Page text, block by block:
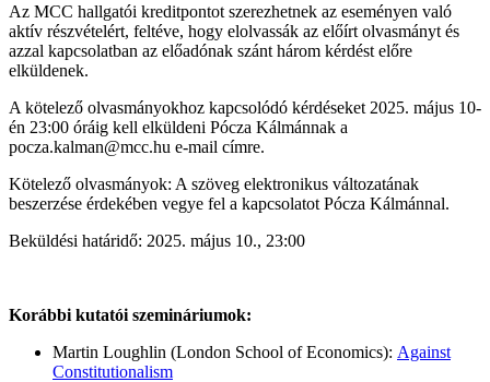
Az MCC hallgatói kreditpontot szerezhetnek az eseményen való
aktív részvételért, feltéve, hogy elolvassák az előírt olvasmányt és
azzal kapcsolatban az előadónak szánt három kérdést előre
elküldenek.
A kötelező olvasmányokhoz kapcsolódó kérdéseket 2025. május 10-
én 23:00 óráig kell elküldeni Pócza Kálmánnak a
pocza.kalman@mcc.hu e-mail címre.
Kötelező olvasmányok: A szöveg elektronikus változatának
beszerzése érdekében vegye fel a kapcsolatot Pócza Kálmánnal.
Beküldési határidő: 2025. május 10., 23:00
Korábbi kutatói szemináriumok:
Martin Loughlin (London School of Economics): Against
Constitutionalism